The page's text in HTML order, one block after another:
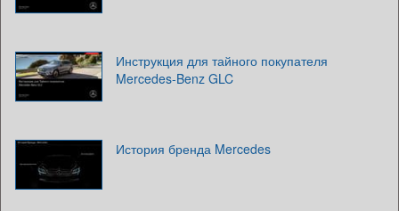
Инструкция для тайного покупателя
Mercedes-Benz GLC
История бренда Mercedes